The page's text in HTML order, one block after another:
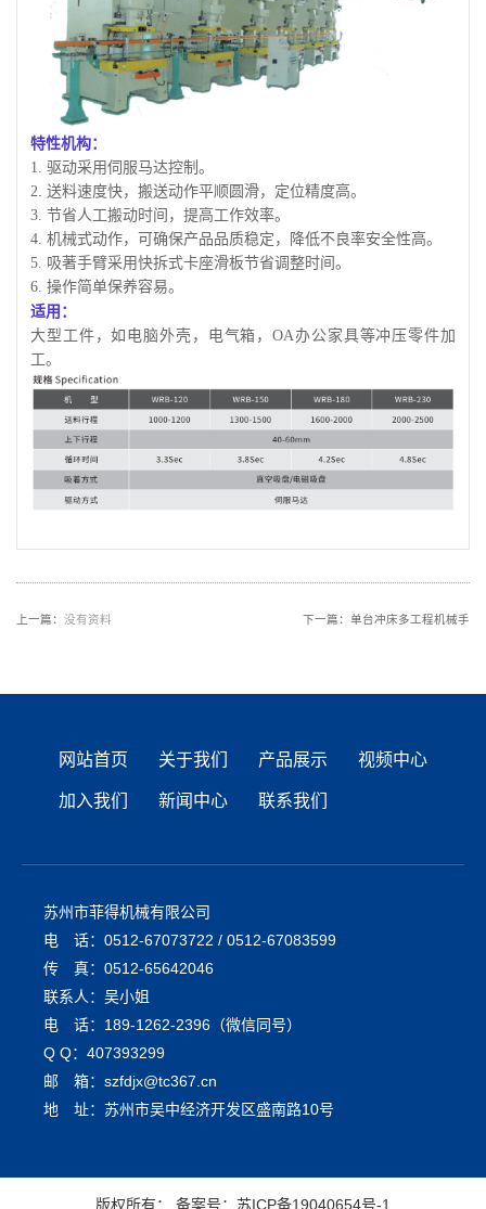
特性机构：
1. 驱动采用伺服马达控制。
2. 送料速度快，搬送动作平顺圆滑，定位精度高。
3. 节省人工搬动时间，提高工作效率。
4. 机械式动作，可确保产品品质稳定，降低不良率安全性高。
5. 吸著手臂采用快拆式卡座滑板节省调整时间。
6. 操作简单保养容易。
适用：
大型工件，如电脑外壳，电气箱，OA办公家具等冲压零件加
工。
上一篇： 没有资料 下一篇： 单台冲床多工程机械手
网站首页 关于我们 产品展示 视频中心
加入我们 新闻中心 联系我们
苏州市菲得机械有限公司
电 话：0512-67073722 / 0512-67083599
传 真：0512-65642046
联系人：吴小姐
电 话：189-1262-2396（微信同号）
Q Q：407393299
邮 箱：szfdjx@tc367.cn
地 址：苏州市吴中经济开发区盛南路10号
版权所有： 备案号： 苏ICP备19040654号-1